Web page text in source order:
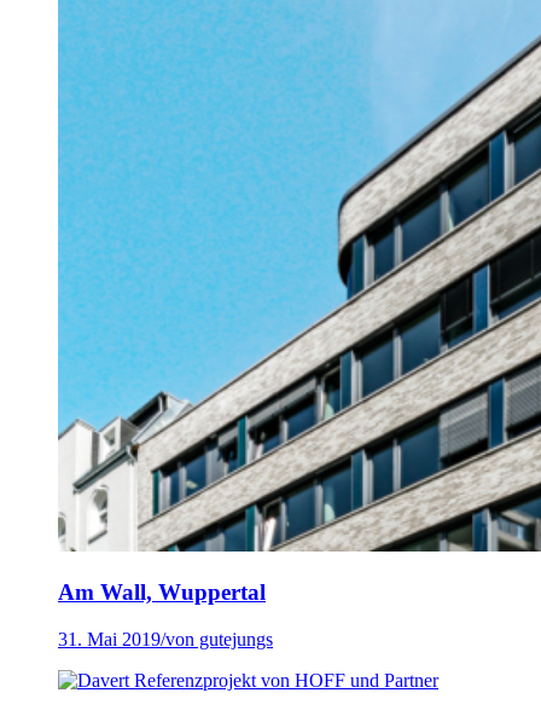
Am Wall, Wuppertal
31. Mai 2019/von gutejungs